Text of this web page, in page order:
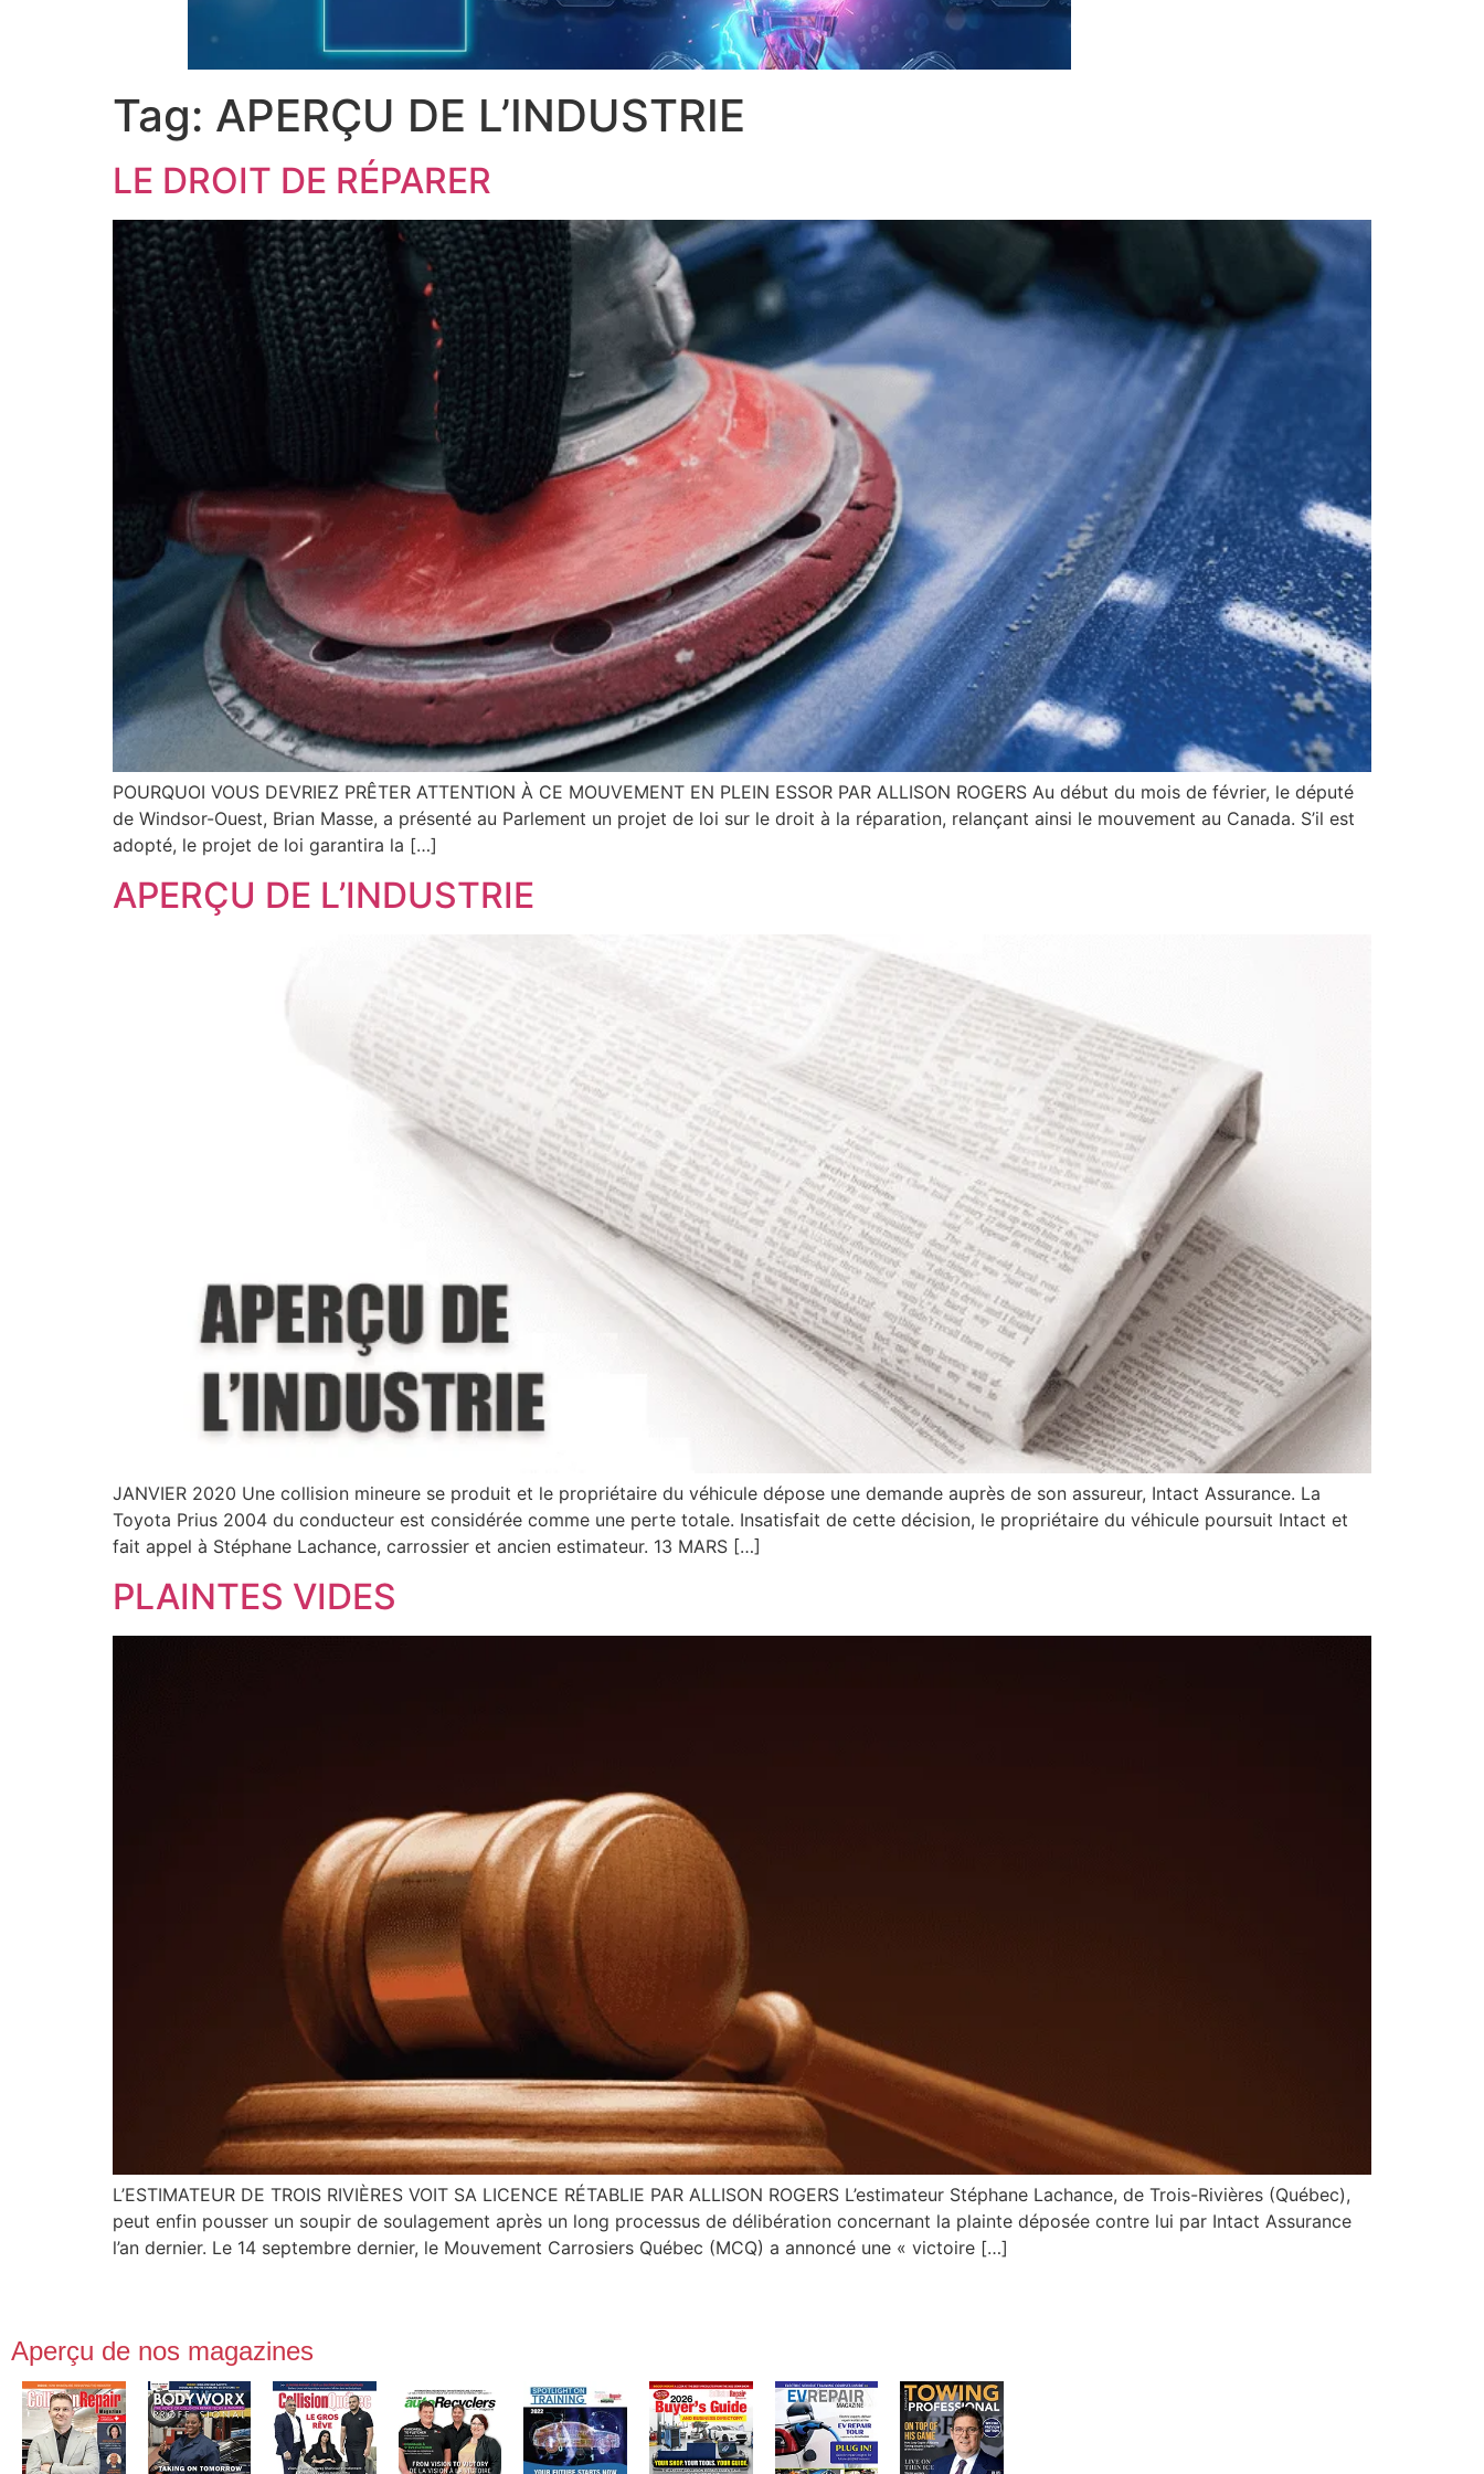
Tag: APERÇU DE L’INDUSTRIE
LE DROIT DE RÉPARER
POURQUOI VOUS DEVRIEZ PRÊTER ATTENTION À CE MOUVEMENT EN PLEIN ESSOR PAR ALLISON ROGERS Au début du mois de février, le député
de Windsor-Ouest, Brian Masse, a présenté au Parlement un projet de loi sur le droit à la réparation, relançant ainsi le mouvement au Canada. S’il est
adopté, le projet de loi garantira la […]
APERÇU DE L’INDUSTRIE
JANVIER 2020 Une collision mineure se produit et le propriétaire du véhicule dépose une demande auprès de son assureur, Intact Assurance. La
Toyota Prius 2004 du conducteur est considérée comme une perte totale. Insatisfait de cette décision, le propriétaire du véhicule poursuit Intact et
fait appel à Stéphane Lachance, carrossier et ancien estimateur. 13 MARS […]
PLAINTES VIDES
L’ESTIMATEUR DE TROIS RIVIÈRES VOIT SA LICENCE RÉTABLIE PAR ALLISON ROGERS L’estimateur Stéphane Lachance, de Trois-Rivières (Québec),
peut enfin pousser un soupir de soulagement après un long processus de délibération concernant la plainte déposée contre lui par Intact Assurance
l’an dernier. Le 14 septembre dernier, le Mouvement Carrosiers Québec (MCQ) a annoncé une « victoire […]
Aperçu de nos magazines